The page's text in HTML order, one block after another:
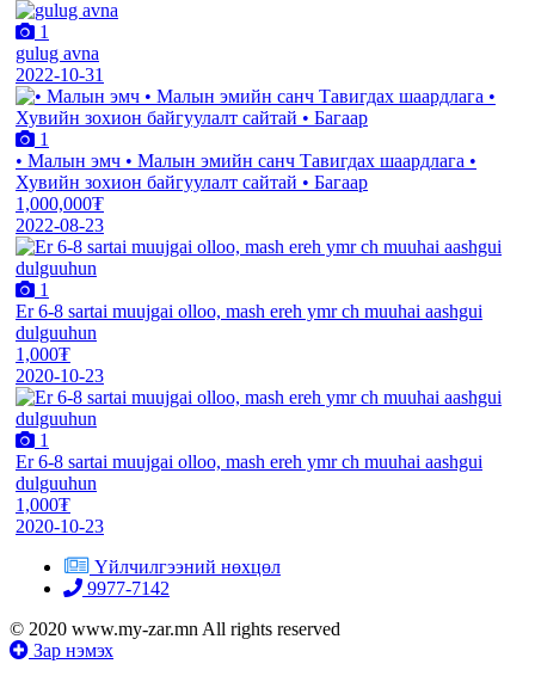
1
gulug avna
2022-10-31
1
• Малын эмч • Малын эмийн санч Тавигдах шаардлага •
Хувийн зохион байгуулалт сайтай • Багаар
1,000,000₮
2022-08-23
1
Er 6-8 sartai muujgai olloo, mash ereh ymr ch muuhai aashgui
dulguuhun
1,000₮
2020-10-23
1
Er 6-8 sartai muujgai olloo, mash ereh ymr ch muuhai aashgui
dulguuhun
1,000₮
2020-10-23
Үйлчилгээний нөхцөл
9977-7142
© 2020 www.my-zar.mn All rights reserved
Зар нэмэх